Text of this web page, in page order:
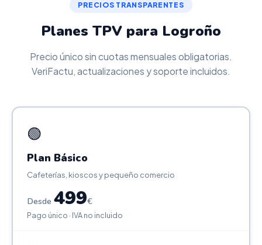
PRECIOS TRANSPARENTES
Planes TPV para Logroño
Precio único sin cuotas mensuales obligatorias.
VeriFactu, actualizaciones y soporte incluidos.
🟢
Plan Básico
Cafeterías, kioscos y pequeño comercio
Desde 499€
Pago único · IVA no incluido